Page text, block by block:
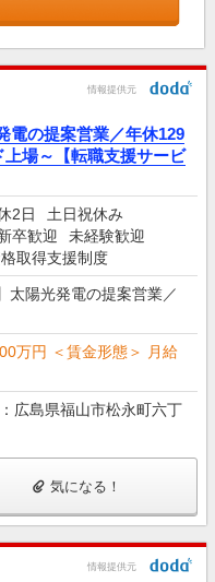
情報提供元
電の提案営業／年休129
上場～【転職支援サービ
2日
土日祝休み
卒歓迎
未経験歓迎
取得支援制度
太陽光発電の提案営業／
万円 ＜賃金形態＞ 月給
広島県福山市松永町六丁
気になる！
情報提供元